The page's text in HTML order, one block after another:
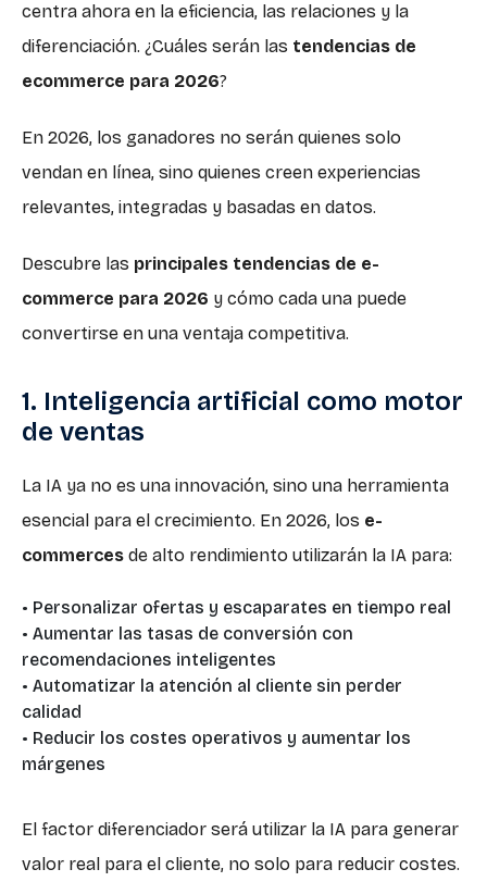
centra ahora en la eficiencia, las relaciones y la
diferenciación. ¿Cuáles serán las tendencias de
ecommerce para 2026?
En 2026, los ganadores no serán quienes solo
vendan en línea, sino quienes creen experiencias
relevantes, integradas y basadas en datos.
Descubre las principales tendencias de e-
commerce para 2026 y cómo cada una puede
convertirse en una ventaja competitiva.
1. Inteligencia artificial como motor
de ventas
La IA ya no es una innovación, sino una herramienta
esencial para el crecimiento. En 2026, los e-
commerces de alto rendimiento utilizarán la IA para:
• Personalizar ofertas y escaparates en tiempo real
• Aumentar las tasas de conversión con
recomendaciones inteligentes
• Automatizar la atención al cliente sin perder
calidad
• Reducir los costes operativos y aumentar los
márgenes
El factor diferenciador será utilizar la IA para generar
valor real para el cliente, no solo para reducir costes.